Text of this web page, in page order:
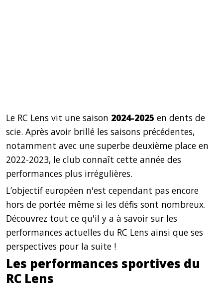
Le RC Lens vit une saison 2024-2025 en dents de
scie. Après avoir brillé les saisons précédentes,
notamment avec une superbe deuxième place en
2022-2023, le club connaît cette année des
performances plus irrégulières.
L’objectif européen n'est cependant pas encore
hors de portée même si les défis sont nombreux.
Découvrez tout ce qu'il y a à savoir sur les
performances actuelles du RC Lens ainsi que ses
perspectives pour la suite !
Les performances sportives du
RC Lens